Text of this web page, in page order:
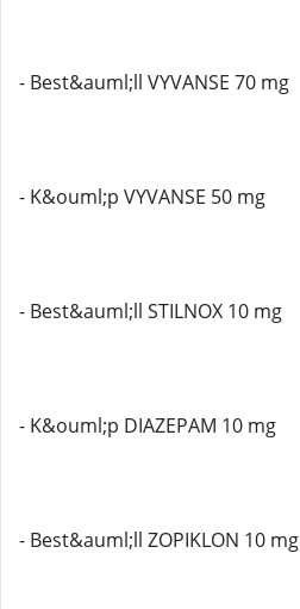
- Best&auml;ll VYVANSE 70 mg
- K&ouml;p VYVANSE 50 mg
- Best&auml;ll STILNOX 10 mg
- K&ouml;p DIAZEPAM 10 mg
- Best&auml;ll ZOPIKLON 10 mg